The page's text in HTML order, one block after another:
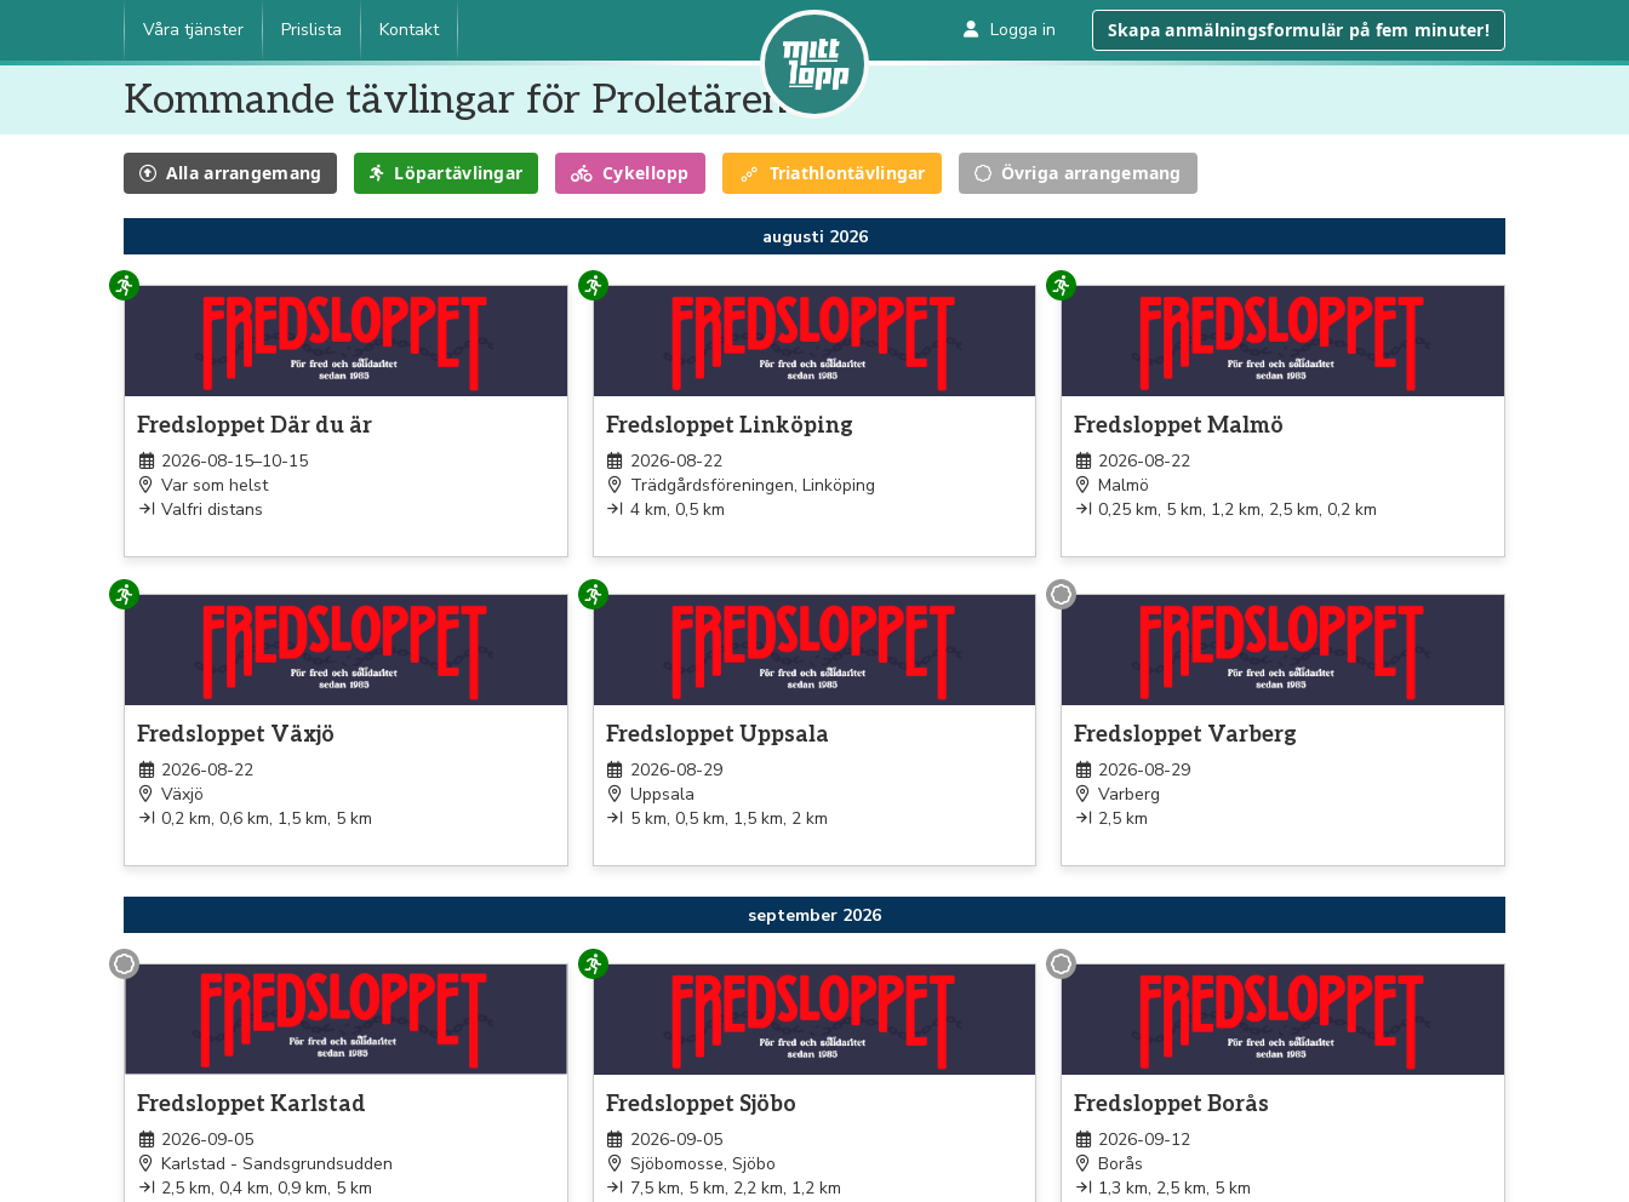
Våra tjänster Prislista Kontakt Logga in Skapa anmälningsformulär på fem minuter!
Kommande tävlingar för Proletären FF
Alla arrangemang Löpartävlingar Cykellopp Triathlontävlingar Övriga arrangemang
augusti 2026
Löpning
Fredsloppet Där du är
2026-08-15–10-15
Var som helst
Valfri distans
Löpning
Fredsloppet Linköping
2026-08-22
Trädgårdsföreningen, Linköping
4 km, 0,5 km
Löpning
Fredsloppet Malmö
2026-08-22
Malmö
0,25 km, 5 km, 1,2 km, 2,5 km, 0,2 km
Löpning
Fredsloppet Växjö
2026-08-22
Växjö
0,2 km, 0,6 km, 1,5 km, 5 km
Löpning
Fredsloppet Uppsala
2026-08-29
Uppsala
5 km, 0,5 km, 1,5 km, 2 km
Promenad
Fredsloppet Varberg
2026-08-29
Varberg
2,5 km
september 2026
Promenad
Fredsloppet Karlstad
2026-09-05
Karlstad - Sandsgrundsudden
2,5 km, 0,4 km, 0,9 km, 5 km
Löpning
Fredsloppet Sjöbo
2026-09-05
Sjöbomosse, Sjöbo
7,5 km, 5 km, 2,2 km, 1,2 km
Promenad
Fredsloppet Borås
2026-09-12
Borås
1,3 km, 2,5 km, 5 km